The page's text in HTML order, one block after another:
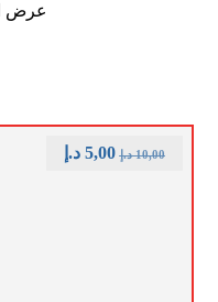
عرض
10,00 د.إ 5,00 د.إ